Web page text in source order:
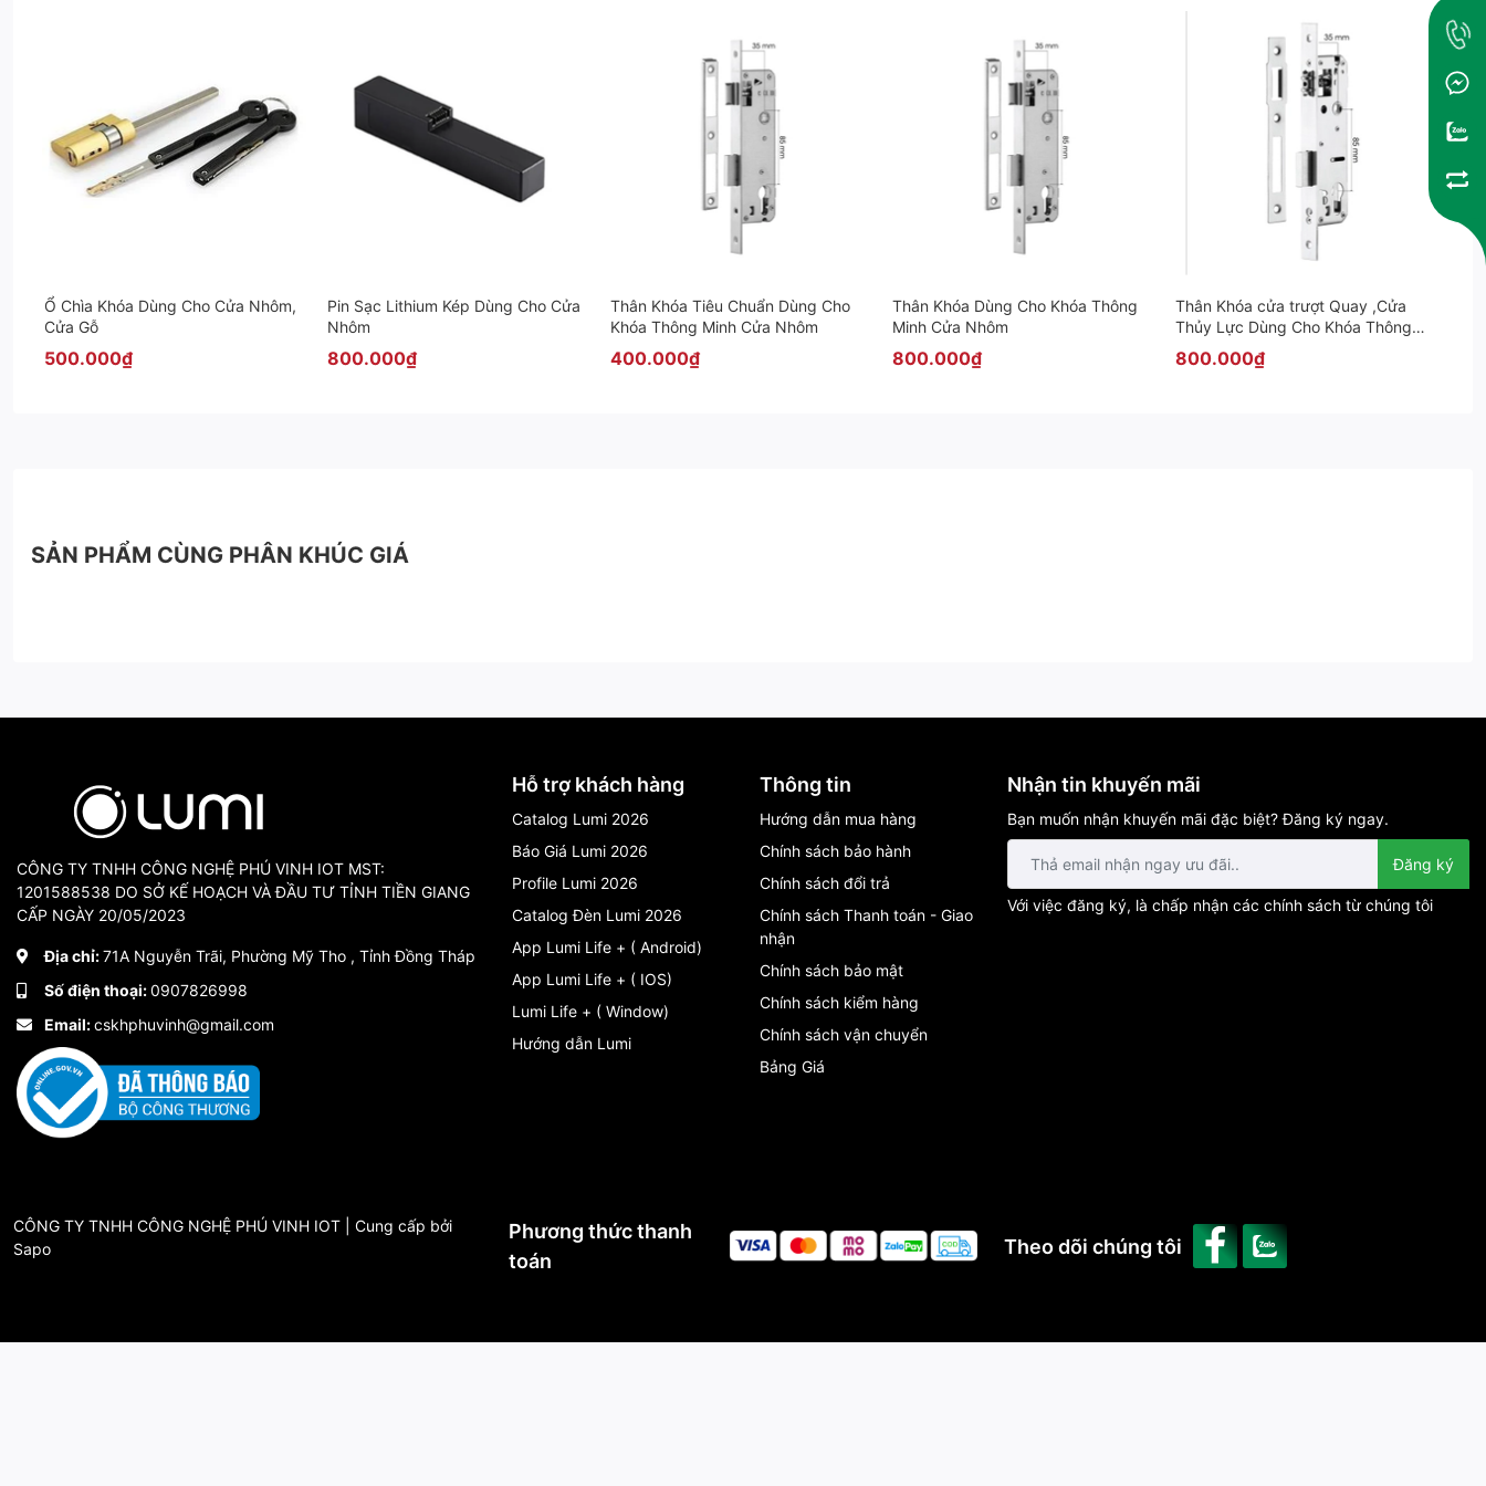
Ổ Chìa Khóa Dùng Cho Cửa Nhôm,
Cửa Gỗ
500.000₫
Pin Sạc Lithium Kép Dùng Cho Cửa
Nhôm
800.000₫
Thân Khóa Tiêu Chuẩn Dùng Cho
Khóa Thông Minh Cửa Nhôm
400.000₫
Thân Khóa Dùng Cho Khóa Thông
Minh Cửa Nhôm
800.000₫
Thân Khóa cửa trượt Quay ,Cửa
Thủy Lực Dùng Cho Khóa Thông
Minh Cửa Nhôm
800.000₫
SẢN PHẨM CÙNG PHÂN KHÚC GIÁ
CÔNG TY TNHH CÔNG NGHỆ PHÚ VINH IOT MST:
1201588538 DO SỞ KẾ HOẠCH VÀ ĐẦU TƯ TỈNH TIỀN GIANG
CẤP NGÀY 20/05/2023
Địa chỉ:71A Nguyễn Trãi, Phường Mỹ Tho , Tỉnh Đồng Tháp
Số điện thoại:0907826998
Email:cskhphuvinh@gmail.com
Hỗ trợ khách hàng
Catalog Lumi 2026
Báo Giá Lumi 2026
Profile Lumi 2026
Catalog Đèn Lumi 2026
App Lumi Life + ( Android)
App Lumi Life + ( IOS)
Lumi Life + ( Window)
Hướng dẫn Lumi
Thông tin
Hướng dẫn mua hàng
Chính sách bảo hành
Chính sách đổi trả
Chính sách Thanh toán - Giao
nhận
Chính sách bảo mật
Chính sách kiểm hàng
Chính sách vận chuyển
Bảng Giá
Nhận tin khuyến mãi
Bạn muốn nhận khuyến mãi đặc biệt? Đăng ký ngay.
Đăng ký
Với việc đăng ký, là chấp nhận các chính sách từ chúng tôi
CÔNG TY TNHH CÔNG NGHỆ PHÚ VINH IOT | Cung cấp bởi
Sapo
Phương thức thanh
toán
Theo dõi chúng tôi